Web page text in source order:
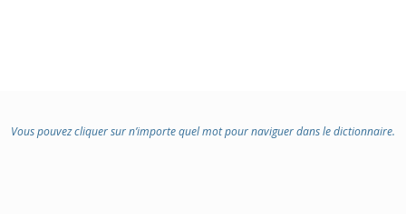
Vous pouvez cliquer sur n’importe quel mot pour naviguer dans le dictionnaire.